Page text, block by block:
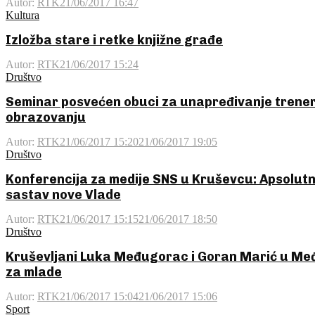
Autor: RTK21/06/2017 16:47
Kultura
Izložba stare i retke knjižne građe
Autor: RTK21/06/2017 15:24
Društvo
Seminar posvećen obuci za unapređivanje
obrazovanju
Autor: RTK21/06/2017 15:2021/06/2017 19:05
Društvo
Konferencija za medije SNS u Kruševcu:
sastav nove Vlade
Autor: RTK21/06/2017 15:1521/06/2017 18:50
Društvo
Kruševljani Luka Međugorac i Goran Marić u
za mlade
Autor: RTK21/06/2017 15:0421/06/2017 15:06
Sport